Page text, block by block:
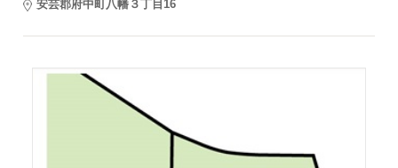
安芸郡府中町八幡３丁目16